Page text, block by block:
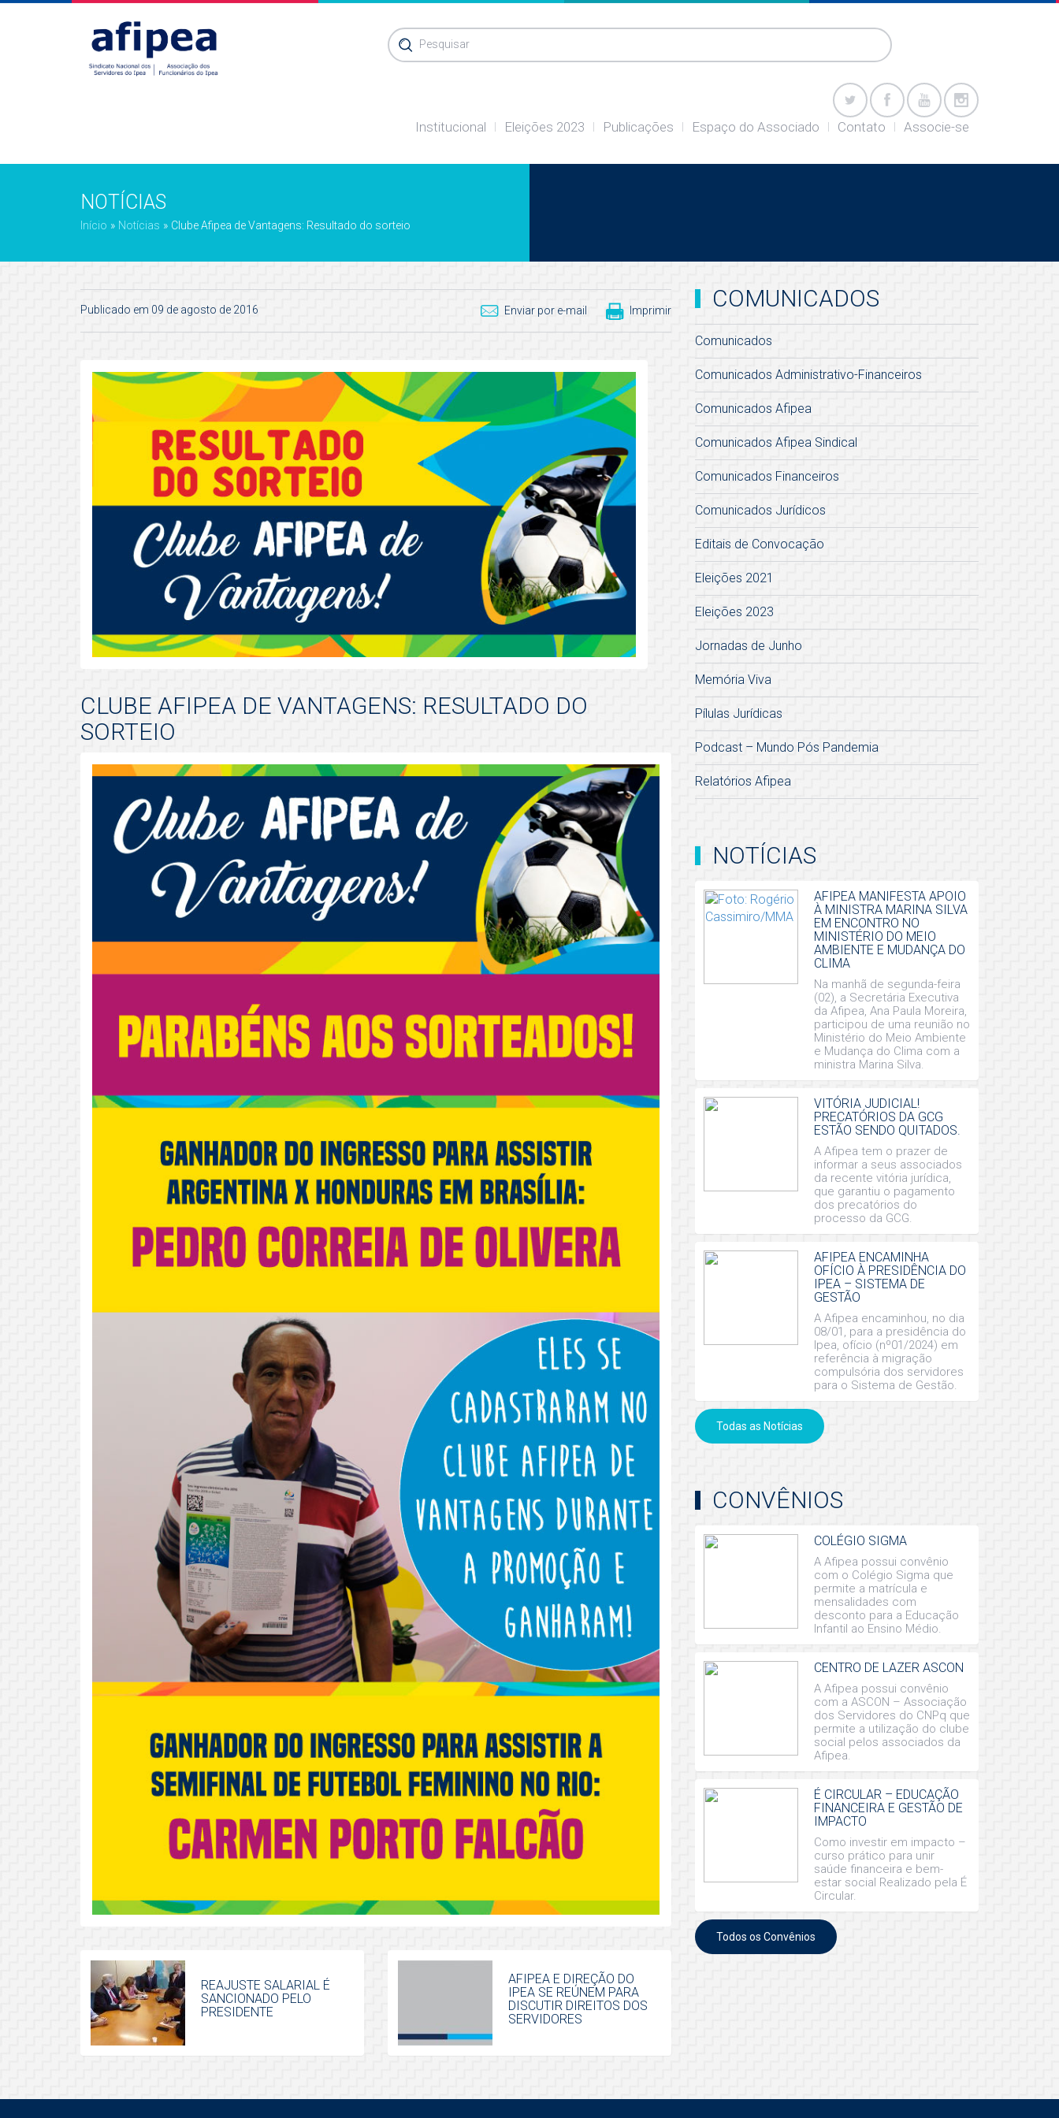
Pesquisar
Institucional Eleições 2023 Publicações Espaço do Associado Contato Associe-se
NOTÍCIAS
Início » Notícias » Clube Afipea de Vantagens: Resultado do sorteio
Publicado em 09 de agosto de 2016 Enviar por e-mail Imprimir
CLUBE AFIPEA DE VANTAGENS: RESULTADO DO
SORTEIO
REAJUSTE SALARIAL É
SANCIONADO PELO
PRESIDENTE
AFIPEA E DIREÇÃO DO
IPEA SE REÚNEM PARA
DISCUTIR DIREITOS DOS
SERVIDORES
COMUNICADOS
Comunicados
Comunicados Administrativo-Financeiros
Comunicados Afipea
Comunicados Afipea Sindical
Comunicados Financeiros
Comunicados Jurídicos
Editais de Convocação
Eleições 2021
Eleições 2023
Jornadas de Junho
Memória Viva
Pílulas Jurídicas
Podcast – Mundo Pós Pandemia
Relatórios Afipea
NOTÍCIAS
AFIPEA MANIFESTA APOIO
À MINISTRA MARINA SILVA
EM ENCONTRO NO
MINISTÉRIO DO MEIO
AMBIENTE E MUDANÇA DO
CLIMA
Na manhã de segunda-feira
(02), a Secretária Executiva
da Afipea, Ana Paula Moreira,
participou de uma reunião no
Ministério do Meio Ambiente
e Mudança do Clima com a
ministra Marina Silva.
VITÓRIA JUDICIAL!
PRECATÓRIOS DA GCG
ESTÃO SENDO QUITADOS.
A Afipea tem o prazer de
informar a seus associados
da recente vitória jurídica,
que garantiu o pagamento
dos precatórios do
processo da GCG.
AFIPEA ENCAMINHA
OFÍCIO À PRESIDÊNCIA DO
IPEA – SISTEMA DE
GESTÃO
A Afipea encaminhou, no dia
08/01, para a presidência do
Ipea, ofício (nº01/2024) em
referência à migração
compulsória dos servidores
para o Sistema de Gestão.
Todas as Notícias
CONVÊNIOS
COLÉGIO SIGMA
A Afipea possui convênio
com o Colégio Sigma que
permite a matrícula e
mensalidades com
desconto para a Educação
Infantil ao Ensino Médio.
CENTRO DE LAZER ASCON
A Afipea possui convênio
com a ASCON – Associação
dos Servidores do CNPq que
permite a utilização do clube
social pelos associados da
Afipea.
É CIRCULAR – EDUCAÇÃO
FINANCEIRA E GESTÃO DE
IMPACTO
Como investir em impacto –
curso prático para unir
saúde financeira e bem-
estar social Realizado pela É
Circular.
Todos os Convênios